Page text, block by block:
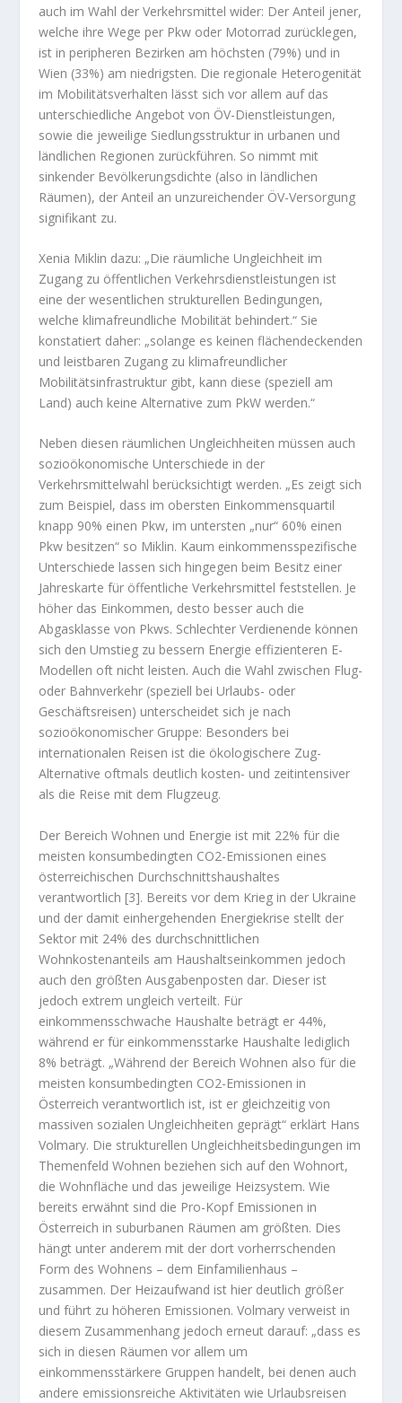
auch im Wahl der Verkehrsmittel wider: Der Anteil jener,
welche ihre Wege per Pkw oder Motorrad zurücklegen,
ist in peripheren Bezirken am höchsten (79%) und in
Wien (33%) am niedrigsten. Die regionale Heterogenität
im Mobilitätsverhalten lässt sich vor allem auf das
unterschiedliche Angebot von ÖV-Dienstleistungen,
sowie die jeweilige Siedlungsstruktur in urbanen und
ländlichen Regionen zurückführen. So nimmt mit
sinkender Bevölkerungsdichte (also in ländlichen
Räumen), der Anteil an unzureichender ÖV-Versorgung
signifikant zu.
Xenia Miklin dazu: „Die räumliche Ungleichheit im
Zugang zu öffentlichen Verkehrsdienstleistungen ist
eine der wesentlichen strukturellen Bedingungen,
welche klimafreundliche Mobilität behindert.“ Sie
konstatiert daher: „solange es keinen flächendeckenden
und leistbaren Zugang zu klimafreundlicher
Mobilitätsinfrastruktur gibt, kann diese (speziell am
Land) auch keine Alternative zum PkW werden.“
Neben diesen räumlichen Ungleichheiten müssen auch
sozioökonomische Unterschiede in der
Verkehrsmittelwahl berücksichtigt werden. „Es zeigt sich
zum Beispiel, dass im obersten Einkommensquartil
knapp 90% einen Pkw, im untersten „nur“ 60% einen
Pkw besitzen“ so Miklin. Kaum einkommensspezifische
Unterschiede lassen sich hingegen beim Besitz einer
Jahreskarte für öffentliche Verkehrsmittel feststellen. Je
höher das Einkommen, desto besser auch die
Abgasklasse von Pkws. Schlechter Verdienende können
sich den Umstieg zu bessern Energie effizienteren E-
Modellen oft nicht leisten. Auch die Wahl zwischen Flug-
oder Bahnverkehr (speziell bei Urlaubs- oder
Geschäftsreisen) unterscheidet sich je nach
sozioökonomischer Gruppe: Besonders bei
internationalen Reisen ist die ökologischere Zug-
Alternative oftmals deutlich kosten- und zeitintensiver
als die Reise mit dem Flugzeug.
Der Bereich Wohnen und Energie ist mit 22% für die
meisten konsumbedingten CO2-Emissionen eines
österreichischen Durchschnittshaushaltes
verantwortlich [3]. Bereits vor dem Krieg in der Ukraine
und der damit einhergehenden Energiekrise stellt der
Sektor mit 24% des durchschnittlichen
Wohnkostenanteils am Haushaltseinkommen jedoch
auch den größten Ausgabenposten dar. Dieser ist
jedoch extrem ungleich verteilt. Für
einkommensschwache Haushalte beträgt er 44%,
während er für einkommensstarke Haushalte lediglich
8% beträgt. „Während der Bereich Wohnen also für die
meisten konsumbedingten CO2-Emissionen in
Österreich verantwortlich ist, ist er gleichzeitig von
massiven sozialen Ungleichheiten geprägt“ erklärt Hans
Volmary. Die strukturellen Ungleichheitsbedingungen im
Themenfeld Wohnen beziehen sich auf den Wohnort,
die Wohnfläche und das jeweilige Heizsystem. Wie
bereits erwähnt sind die Pro-Kopf Emissionen in
Österreich in suburbanen Räumen am größten. Dies
hängt unter anderem mit der dort vorherrschenden
Form des Wohnens – dem Einfamilienhaus –
zusammen. Der Heizaufwand ist hier deutlich größer
und führt zu höheren Emissionen. Volmary verweist in
diesem Zusammenhang jedoch erneut darauf: „dass es
sich in diesen Räumen vor allem um
einkommensstärkere Gruppen handelt, bei denen auch
andere emissionsreiche Aktivitäten wie Urlaubsreisen